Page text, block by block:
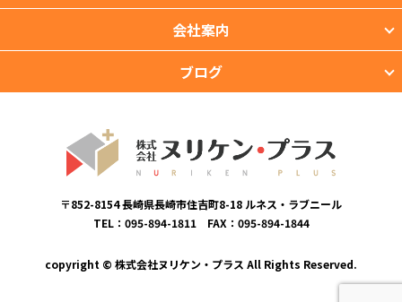
会社案内
ブログ
〒852-8154 長崎県長崎市住吉町8-18 ルネス・ラブニール
TEL：095-894-1811 FAX：095-894-1844
copyright © 株式会社ヌリケン・プラス All Rights Reserved.